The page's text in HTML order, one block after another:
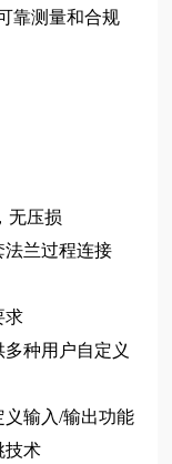
靠测量和合规
无压损
法兰过程连接
求
种用户自定义
义输入/输出功能
技术